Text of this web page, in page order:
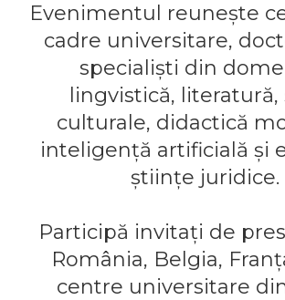
Evenimentul reunește
cadre universitare,
specialiști din
lingvistică,
culturale, didactică
inteligență artificială și
științe juridice.
Participă invitați de
România, Belgia,
centre universitare